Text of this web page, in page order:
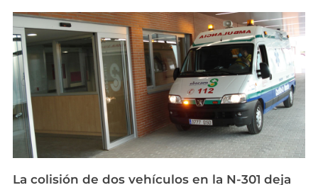
La colisión de dos vehículos en la N-301 deja